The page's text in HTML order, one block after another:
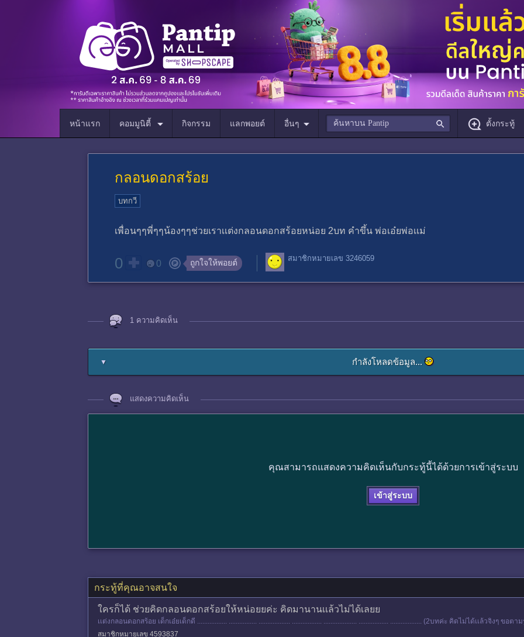
หน้าแรก คอมมูนิตี้ กิจกรรม แลกพอยต์ อื่นๆ ตั้งกระทู้
กลอนดอกสร้อย
บทกวี
เพื่อนๆๆพี่ๆๆน้องๆๆช่วยเราเเต่งกลอนดอกสร้อยหน่อย 2บท คำขึ้น พ่อเอ๋ยพ่อเเม่
0 0 ถูกใจให้พอยต์ สมาชิกหมายเลข 3246059
1 ความคิดเห็น
▼ กำลังโหลดข้อมูล...
แสดงความคิดเห็น
คุณสามารถแสดงความคิดเห็นกับกระทู้นี้ได้ด้วยการเข้าสู่ระบบ
เข้าสู่ระบบ
กระทู้ที่คุณอาจสนใจ
ใครก็ได้ ช่วยคิดกลอนดอกสร้อยให้หน่อยยค่ะ คิดมานานเเล้วไม่ได้เลยย
เเต่งกลอนดอกสร้อย เด็กเอ๋ยเด็กดี ................. ................ .................. ................. ................... ................. .................. (2บทค่ะ คิดไม่ได้เเล้วจิงๆ ขอตา
สมาชิกหมายเลข 4593837